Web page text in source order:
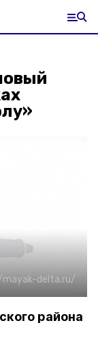
delta.ru/
района